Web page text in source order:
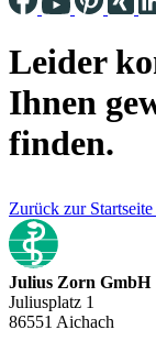
Leider
Ihnen
finden.
Zurück zur Startseite
Julius Zorn GmbH
Juliusplatz 1
86551 Aichach